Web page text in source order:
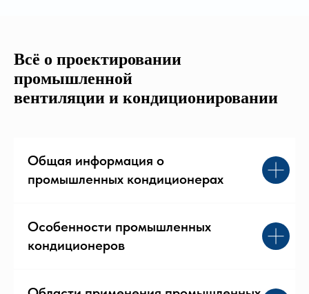
Всё о проектировании
промышленной
вентиляции и кондиционировании
Общая информация о
промышленных кондиционерах
Особенности промышленных
кондиционеров